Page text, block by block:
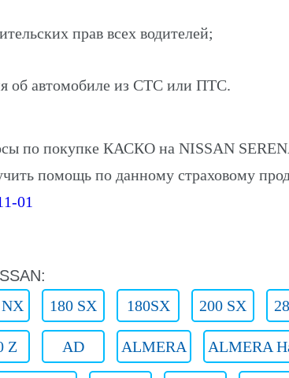
прав всех водителей;
об автомобиле из СТС или ПТС.
по покупке КАСКО на NISSAN
помощь по данному страховому
01
180 SX 180SX 200 SX
Z AD ALMERA ALMERA